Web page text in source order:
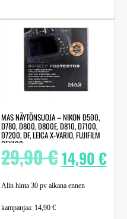
MAS NÄYTÖNSUOJA – NIKON D500,
D780, D800, D800E, D810, D7100,
D7200, DF, LEICA X-VARIO, FUJIFILM
GFX100
29,90€14,90€
Alin hinta 30 pv aikana ennen
kampanjaa: 14,90 €